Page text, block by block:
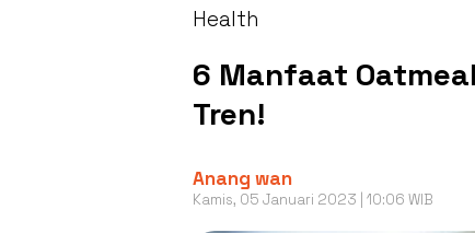
Health
6 Manfaat
Tren!
Anang wan
Kamis, 05 Januari 2023 | 10:06 WIB